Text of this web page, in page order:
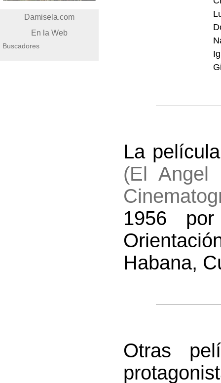
Damisela.com
En la Web
Buscadores
La
(El Angel
1956
Habana,
Otras